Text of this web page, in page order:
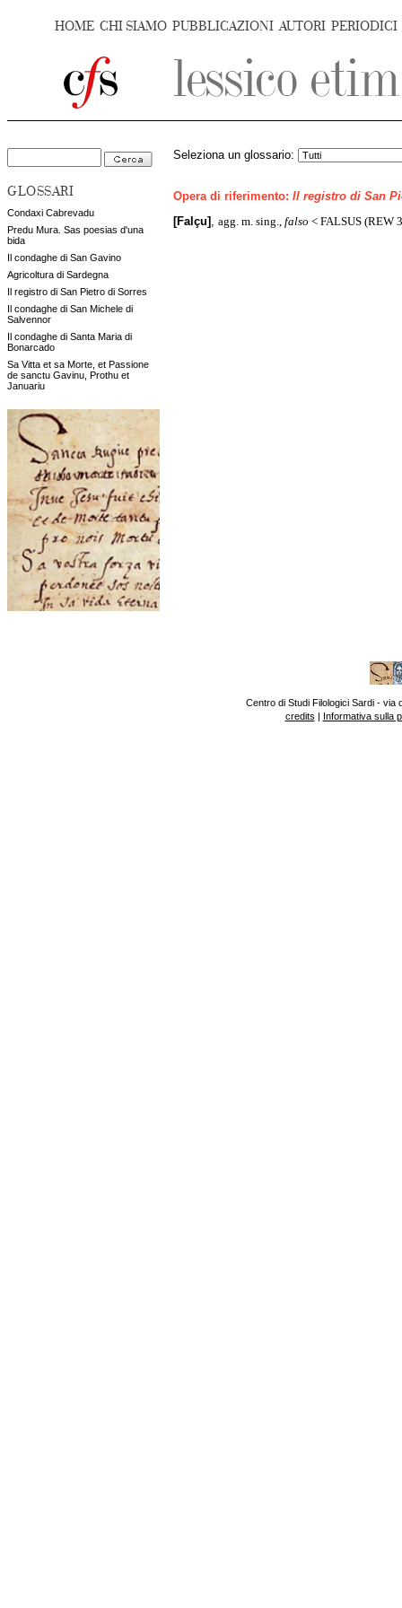
HOME CHI SIAMO PUBBLICAZIONI AUTORI PERIODICI
GLOSSARI
Condaxi Cabrevadu
Predu Mura. Sas poesias d'una
bida
Il condaghe di San Gavino
Agricoltura di Sardegna
Il registro di San Pietro di Sorres
Il condaghe di San Michele di
Salvennor
Il condaghe di Santa Maria di
Bonarcado
Sa Vitta et sa Morte, et Passione
de sanctu Gavinu, Prothu et
Januariu
Seleziona un glossario:
Opera di riferimento: Il registro di San
[Falçu]
agg. m. sing., falso < FALSUS (REW
Centro di Studi Filologici Sardi - via
credits | Informativa sulla